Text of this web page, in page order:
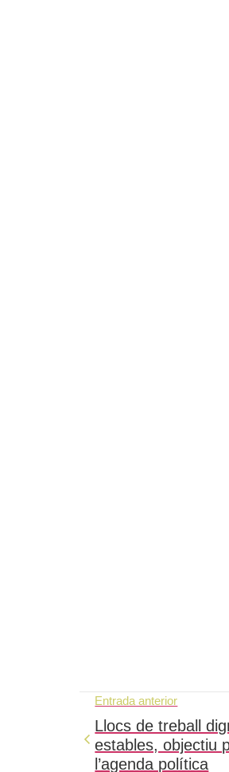
Entrada anterior
Llocs de treball
estables, objectiu
l’agenda política